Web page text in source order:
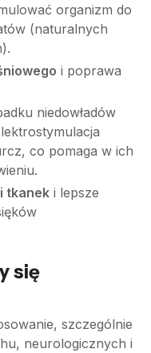
organizm do
(naturalnych
i poprawa
niedowładów
co pomaga w ich
tkanek i lepsze
się
szczególnie
neurologicznych i